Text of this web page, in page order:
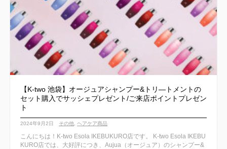
【K-two 池袋】オージュアシャンプー&トリ―トメントの
セット購入でサッシェプレゼント/ご来店ポイントプレゼン
ト
2024年9月2日 その他 ヘアケア商品
こんにちは！K-two Esola IKEBUKURO店です。 K-two Esola IKEBU
KURO店では、大好評につき、Aujua（オージュア）のシャンプー&